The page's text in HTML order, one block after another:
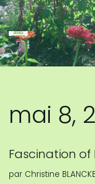
Aller
au
contenu
mai 8,
Fascination of
par Christine BLANCKE